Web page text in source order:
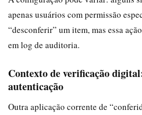
apenas usuários com permissão
“desconferir” um item, mas essa
em log de auditoria.
Contexto de verificação
autenticação
Outra aplicação corrente de